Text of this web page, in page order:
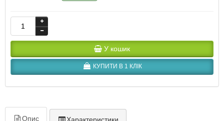
У кошик
КУПИТИ В 1 КЛІК
Опис